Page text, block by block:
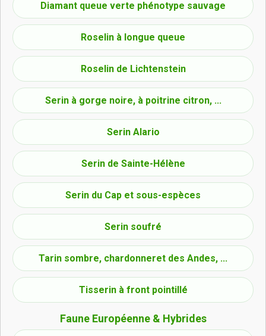
Diamant queue verte phénotype sauvage
Roselin à longue queue
Roselin de Lichtenstein
Serin à gorge noire, à poitrine citron, ...
Serin Alario
Serin de Sainte-Hélène
Serin du Cap et sous-espèces
Serin soufré
Tarin sombre, chardonneret des Andes, ...
Tisserin à front pointillé
Faune Européenne & Hybrides